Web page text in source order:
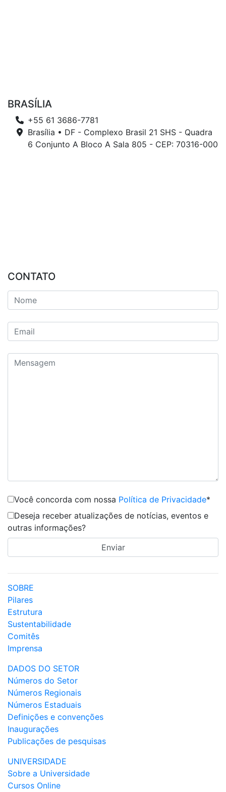
BRASÍLIA
+55 61 3686-7781
Brasília • DF - Complexo Brasil 21 SHS - Quadra
6 Conjunto A Bloco A Sala 805 - CEP: 70316-000
CONTATO
Você concorda com nossa Política de Privacidade*
Deseja receber atualizações de notícias, eventos e
outras informações?
SOBRE
Pilares
Estrutura
Sustentabilidade
Comitês
Imprensa
DADOS DO SETOR
Números do Setor
Números Regionais
Números Estaduais
Definições e convenções
Inaugurações
Publicações de pesquisas
UNIVERSIDADE
Sobre a Universidade
Cursos Online